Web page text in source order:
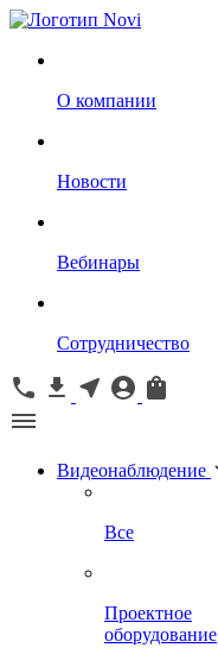
О компании
Новости
Вебинары
Сотрудничество
Видеонаблюдение
Все
Проектное
оборудование